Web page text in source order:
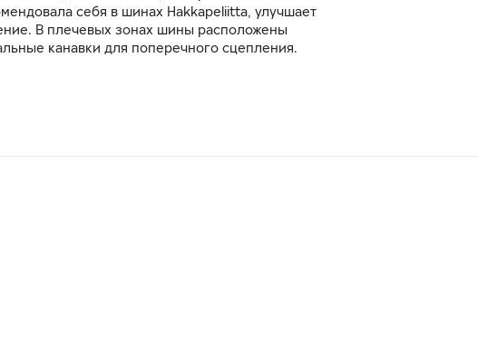
себя в шинах Hakkapeliitta, улучшает
В плечевых зонах шины расположены
канавки для поперечного сцепления.